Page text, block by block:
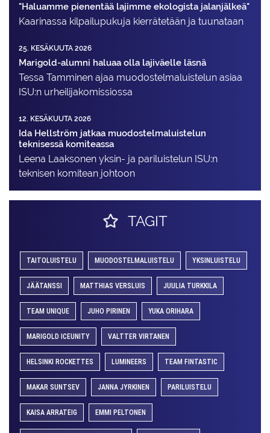
"Haluamme pienentää lajimme ekologista jalanjälkeä"
Kaarinassa kilpailupukuja kierrätetään ja tuunataan
25. KESÄKUUTA 2026
Marigold-alumni haluaa olla lajiväelle läsnä
Tessa Tamminen ajaa muodostelma­luistelun asiaa
ISU:n urheilija­komissiossa
12. KESÄKUUTA 2026
Ida Hellström jatkaa muodostelmaluistelun
teknisessä komiteassa
Leena Laaksonen yksin- ja pariluistelun ISU:n
teknisen komitean johtoon
TAGIT
TAITOLUISTELU MUODOSTELMALUISTELU YKSINLUISTELU
JÄÄTANSSI MATTHIAS VERSLUIS JUULIA TURKKILA
TEAM UNIQUE JUHO PIRINEN YUKA ORIHARA
MARIGOLD ICEUNITY VALTTER VIRTANEN
HELSINKI ROCKETTES LUMINEERS TEAM FINTASTIC
MAKAR SUNTSEV JANNA JYRKINEN PARILUISTELU
KAISA ARRATEIG EMMI PELTONEN